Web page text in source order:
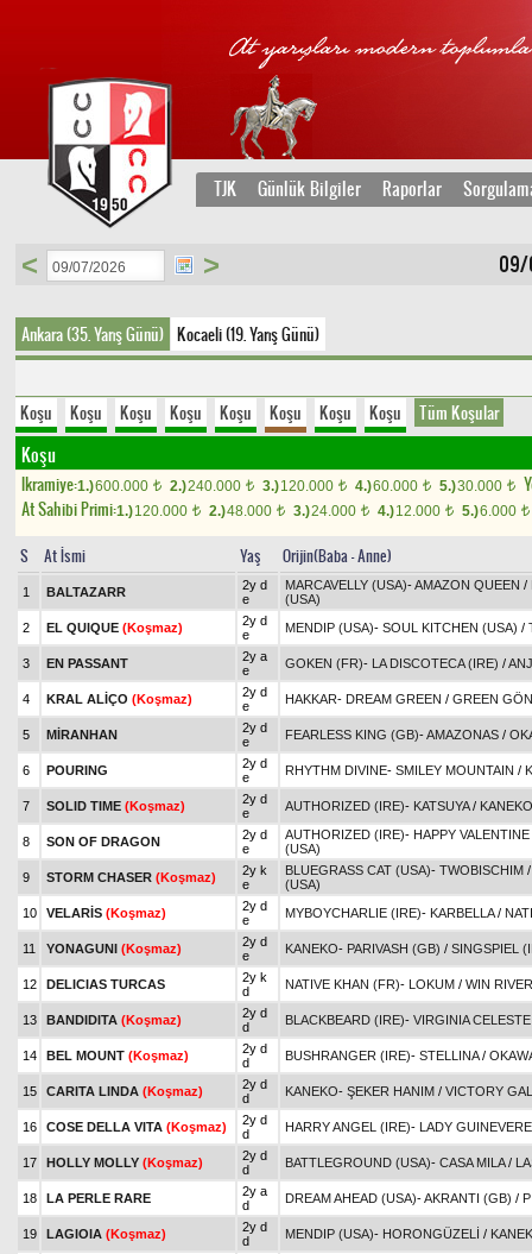
TJK Günlük Bilgiler Raporlar
09/
< >
Ankara (35. Yarış Günü) Kocaeli (19. Yarış Günü)
Koşu Koşu Koşu Koşu Koşu Koşu Koşu Koşu Tüm Koşular
Koşu
Ikramiye:1.)600.000 t 2.)240.000 t 3.)120.000 t 4.)60.000 t 5.)30.000 t
At Sahibi Primi:1.)120.000 t 2.)48.000 t 3.)24.000 t 4.)12.000 t 5.)6.000 t
S At İsmi Yaş Orijin(Baba - Anne)
1 BALTAZARR
2y d
e
MARCAVELLY (USA)-AMAZON QUEEN /
(USA)
2
EL QUIQUE (Koşmaz)
2y d
e
MENDIP (USA)- SOUL KITCHEN (USA) /
3 EN PASSANT
2y a
e
GOKEN (FR)- LA DISCOTECA (IRE) /
4 KRAL ALİÇO (Koşmaz)
2y d
e
HAKKAR- DREAM GREEN / GREEN
5 MİRANHAN
2y d
e
FEARLESS KING (GB)-AMAZONAS /
6 POURING
2y d
e
RHYTHM DIVINE- SMILEY MOUNTAIN /
7 SOLID TIME (Koşmaz)
2y d
e
AUTHORIZED (IRE)- KATSUYA/ KANEKO
8 SON OF DRAGON
2y d
e
AUTHORIZED (IRE)- HAPPY VALENTINE
(USA)
9
STORM CHASER (Koşmaz)
2y k
e
BLUEGRASS CAT (USA)- TWOBISCHIM
(USA)
10
VELARİS (Koşmaz)
2y d
e
MYBOYCHARLIE (IRE)- KARBELLA/
11 YONAGUNI (Koşmaz)
2y d
e
KANEKO- PARIVASH (GB) / SINGSPIEL
12 DELICIAS TURCAS
2y k
d
NATIVE KHAN (FR)- LOKUM / WIN
13 BANDIDITA (Koşmaz)
2y d
d
BLACKBEARD (IRE)- VIRGINIA
14 BEL MOUNT (Koşmaz)
2y d
d
BUSHRANGER (IRE)- STELLINA/
15 CARITA LINDA (Koşmaz)
2y d
d
KANEKO- ŞEKER HANIM / VICTORY
16 COSE DELLA VITA (Koşmaz)
2y d
d
HARRY ANGEL (IRE)- LADY
17 HOLLY MOLLY (Koşmaz)
2y d
d
BATTLEGROUND (USA)- CASA MILA/
18 LA PERLE RARE
2y a
d
DREAM AHEAD (USA)-AKRANTI (GB) /
19 LAGIOIA (Koşmaz)
2y d
d
MENDIP (USA)- HORONGÜZELİ /